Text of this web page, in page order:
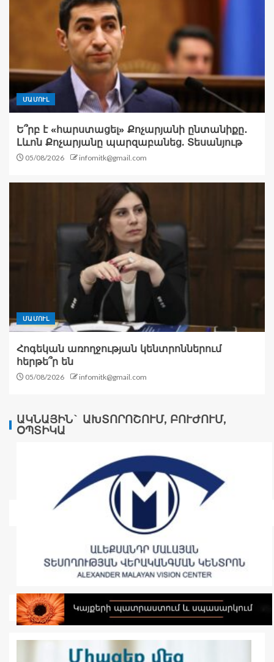
ՄԱՄՈՒԼ
Ե՞րբ է «հարստացել» Քոչարյանի ընտանիքը․
Լևոն Քոչարյանը պարզաբանեց. Տեսանյութ
05/08/2026 infomitk@gmail.com
ՄԱՄՈՒԼ
Հոգեկան առողջության կենտրոններում
հերթե՞ր են
05/08/2026 infomitk@gmail.com
ԱԿՆԱՅԻՆ` ԱԽՏՈՐՈՇՈՒՄ, ԲՈՒԺՈՒՄ,
ՕՊՏԻԿԱ